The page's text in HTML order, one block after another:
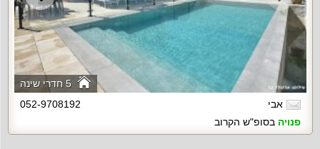
5 חדרי שינה
אבי
052-9708192
פנויה בסופ"ש הקרוב